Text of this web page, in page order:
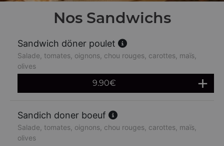
Nos Sandwichs
Sandwich döner poulet
Salade, tomates, oignons, chou rouges, carottes, maïs,
olives
9.90€
Sandich doner boeuf
Salade, tomates, oignons, chou rouges, carottes, maïs,
olives